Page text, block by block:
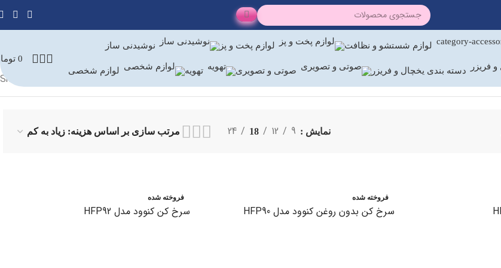
لوازم شستشو و نظافت لوازم پخت و پز نوشیدنی ساز
دسته بندی یخچال و فریزر صوتی و تصویری تهویه لوازم شخصی
0
Showing all 4 results
نمایش 9
12
18
24
فروخته شده
سرخ کن بدون روغن کنوود مدل HFP90
فروخته شده
سرخ کن کنوود مدل HFP92